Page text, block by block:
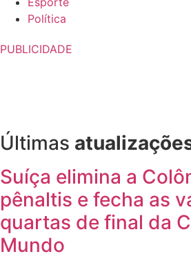
Política
PUBLICIDADE
Últimas
Suíça elimina a
pênaltis e fecha as
quartas de final da
Mundo